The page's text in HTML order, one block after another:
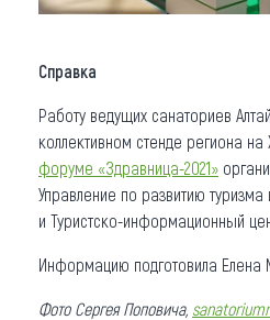
Справка
Работу ведущих санаториев
коллективном стенде региона на
форуме «Здравница-2021»
Управление по развитию туризма
и Туристско-информационный
Информацию подготовила Елена
Фото Сергея Поповича,